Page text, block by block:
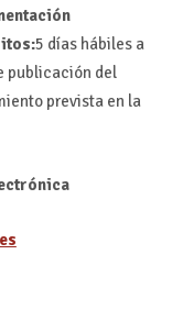
5 días hábiles a
publicación del
prevista en la